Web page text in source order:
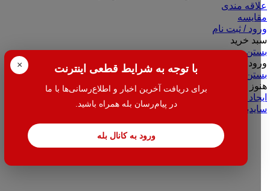
× با توجه به شرایط قطعی اینترنت
برای دریافت آخرین اخبار و اطلاع‌رسانی‌ها با ما
در پیام‌رسان بله همراه باشید.
ورود به کانال بله
علاقه مندی
مقایسه
ورود / ثبت نام
سبد خرید
بستن
ورود
بستن
هنوز حساب کاربری ندارید؟
ایجاد حساب کاربری
سایدبار